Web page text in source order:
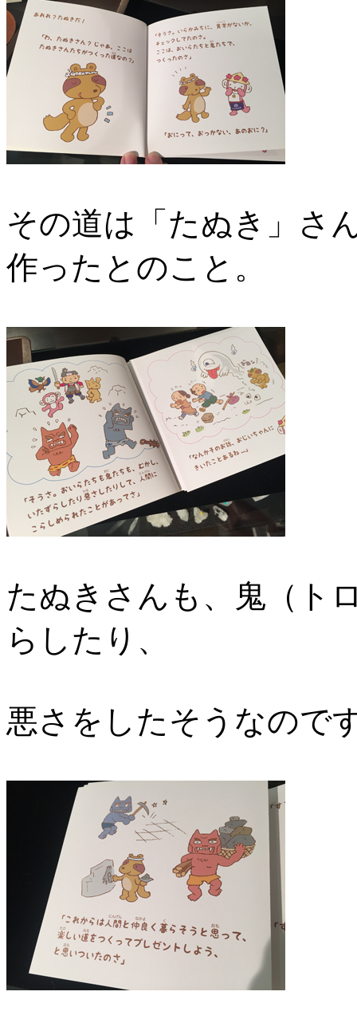
その道は「たぬき」さ
作ったとのこと。
たぬきさんも、鬼（ト
らしたり、
悪さをしたそうなので